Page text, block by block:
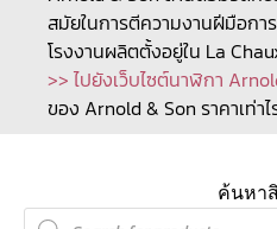
สมัยในการตีความงานฝีมือก
โรงงานผลิตตั้งอยู่ใน La
>> ไปยังเว็บไซต์นาฬิกา
ของ Arnold & Son ราคาเท่าไ
ค้นหา